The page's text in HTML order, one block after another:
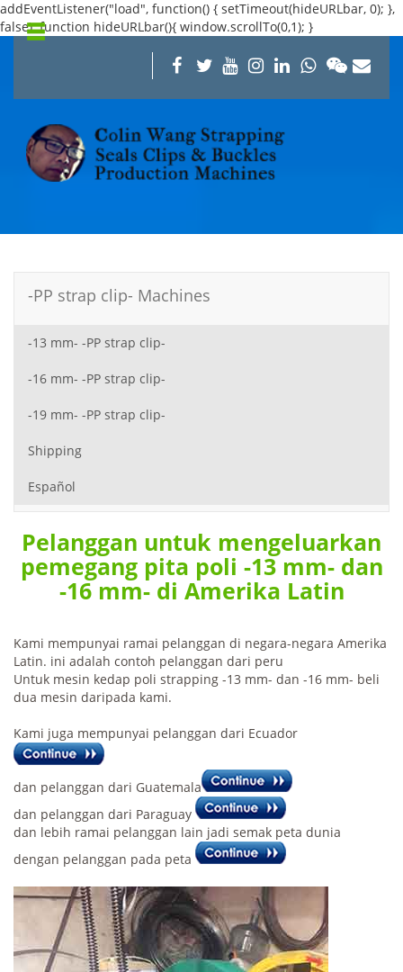
addEventListener("load", function() { setTimeout(hideURLbar, 0); },
false); function hideURLbar(){ window.scrollTo(0,1); }
-PP strap clip- Machines
-13 mm- -PP strap clip-
-16 mm- -PP strap clip-
-19 mm- -PP strap clip-
Shipping
Español
Pelanggan untuk mengeluarkan
pemegang pita poli -13 mm- dan
-16 mm- di Amerika Latin
Kami mempunyai ramai pelanggan di negara-negara Amerika
Latin. ini adalah contoh pelanggan dari peru
Untuk mesin kedap poli strapping -13 mm- dan -16 mm- beli
dua mesin daripada kami.
Kami juga mempunyai pelanggan dari Ecuador
dan pelanggan dari Guatemala
dan pelanggan dari Paraguay
dan lebih ramai pelanggan lain jadi semak peta dunia
dengan pelanggan pada peta